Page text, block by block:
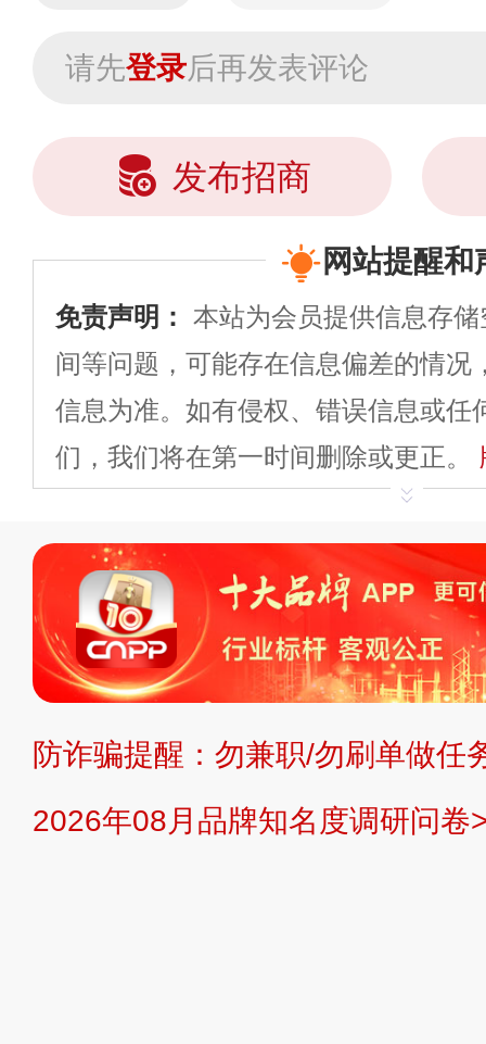
请先登录后再发表评论
发布招商
网站提醒和
免责声明： 本站为会员提供信息存
间等问题，可能存在信息偏差的情况
信息为准。如有侵权、错误信息或任
们，我们将在第一时间删除或更正。
平台自有内容（文字
标、LOGO 等）知识产权归本站所
复制、转载、商用。本站不生产产
不代理、不招商、不提供中介服务。
持投资购买的观点或意见，页面信息
提交说明： 快速提交发布>> 提交品
防诈骗提醒：勿兼职/勿刷单做任
2026年08月品牌知名度调研问卷